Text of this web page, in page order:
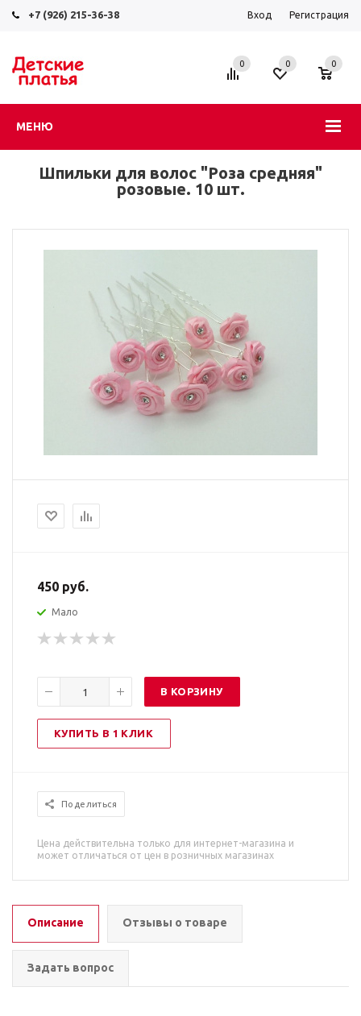
+7 (926) 215-36-38 Вход Регистрация
МЕНЮ
0 0 0
Шпильки для волос "Роза средняя"
розовые. 10 шт.
450 руб.
Мало
В КОРЗИНУ
КУПИТЬ В 1 КЛИК
Поделиться
Цена действительна только для интернет-магазина и
может отличаться от цен в розничных магазинах
Описание Отзывы о товаре
Задать вопрос